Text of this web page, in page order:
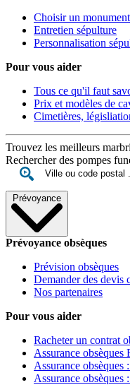
Choisir un monument
Entretien sépulture
Personnalisation
Pour vous aider
Tous ce qu'il faut
Prix et modèles de
Cimetières,
Trouvez les meilleurs
Rechercher des pompes
Prévoyance
Prévoyance obsèques
Prévision obsèques
Demander des devis
Nos partenaires
Pour vous aider
Racheter un contrat
Assurance obsèques
Assurance
Assurance obsèques